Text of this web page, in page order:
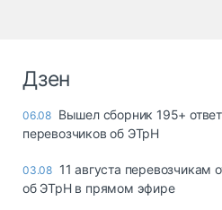
Дзен
06.08 Вышел сборник 195+
перевозчиков об ЭТрН
03.08 11 августа перевозчикам
об ЭТрН в прямом эфире